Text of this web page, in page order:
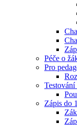
Péče o
Pro
Zápis do